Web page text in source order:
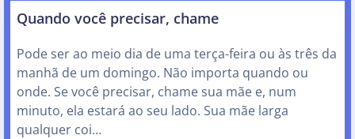
Quando você precisar, chame
Pode ser ao meio dia de uma terça-feira ou às três da
manhã de um domingo. Não importa quando ou
onde. Se você precisar, chame sua mãe e, num
minuto, ela estará ao seu lado. Sua mãe larga
qualquer coi…